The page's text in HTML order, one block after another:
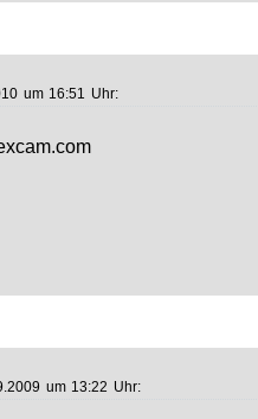
um 16:51 Uhr:
um 13:22 Uhr: